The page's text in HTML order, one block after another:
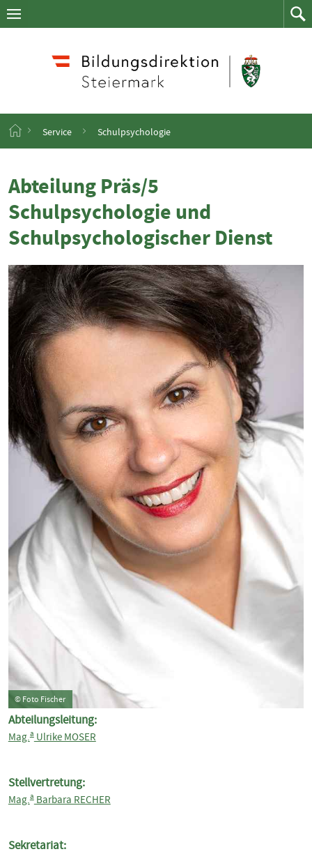
Zum
Inhalt
Navigation
Navigation
aufklappen
Zum
S
t
s
e
i
t
e
Service Schulpsychologie
Abteilung Präs/5
Schulpsychologie und
Schulpsychologischer Dienst
© Foto Fischer
Abteilungsleitung:
Mag.aUlrike MOSER
Stellvertretung:
Mag.aBarbara RECHER
Sekretariat: